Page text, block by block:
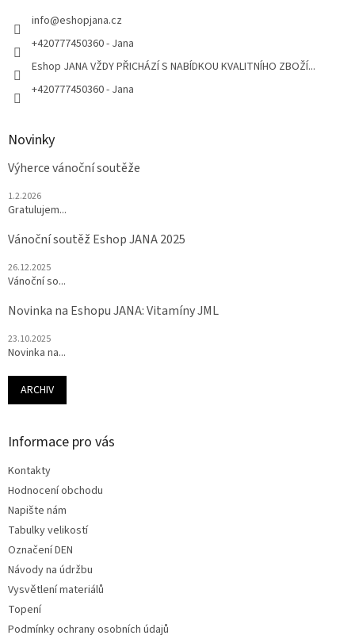
info@eshopjana.cz
+420777450360 - Jana
Eshop JANA VŽDY PŘICHÁZÍ S NABÍDKOU KVALITNÍHO ZBOŽÍ...
+420777450360 - Jana
Novinky
Výherce vánoční soutěže
1.2.2026
Gratulujem...
Vánoční soutěž Eshop JANA 2025
26.12.2025
Vánoční so...
Novinka na Eshopu JANA: Vitamíny JML
23.10.2025
Novinka na...
ARCHIV
Informace pro vás
Kontakty
Hodnocení obchodu
Napište nám
Tabulky velikostí
Označení DEN
Návody na údržbu
Vysvětlení materiálů
Topení
Podmínky ochrany osobních údajů